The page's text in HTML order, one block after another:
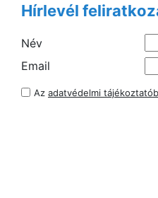
Hírlevél
Név
Email
Az adatvédelmi